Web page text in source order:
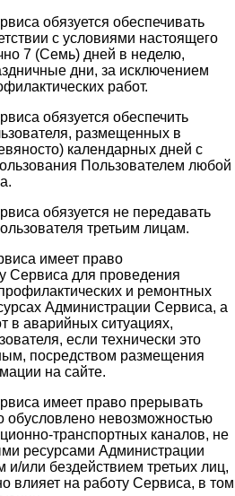
обязуется обеспечивать
с условиями настоящего
7 (Семь) дней в неделю,
дни, за исключением
работ.
обязуется обеспечить
размещенных в
календарных дней с
Пользователем любой
обязуется не передавать
третьим лицам.
имеет право
Сервиса для проведения
и ремонтных
Администрации Сервиса, а
в аварийных ситуациях,
если технически это
посредством размещения
на сайте.
имеет право прерывать
обусловлено невозможностью
транспортных каналов, не
ресурсами Администрации
или бездействием третьих лиц,
влияет на работу Сервиса, в том